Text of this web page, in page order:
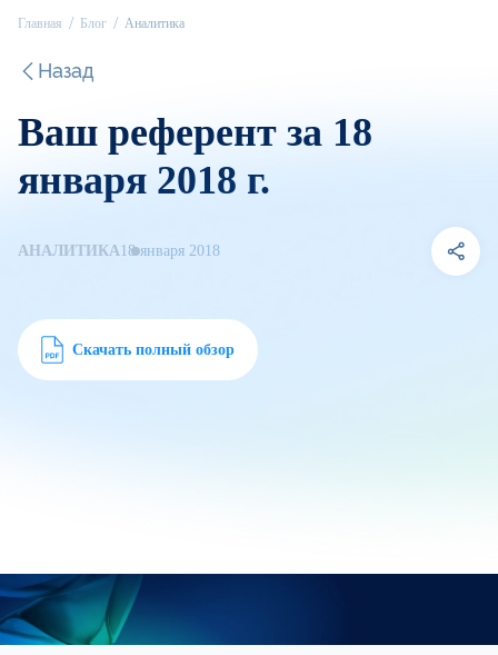
Главная Блог Аналитика
Назад
Ваш референт за 18
января 2018 г.
АНАЛИТИКА18 января 2018
Скачать полный обзор